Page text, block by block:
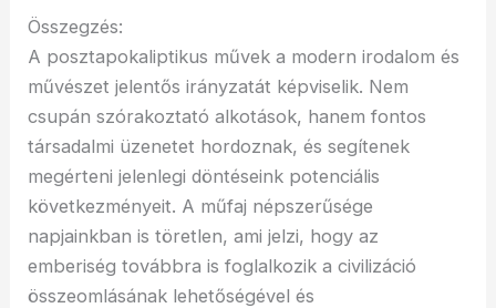
Összegzés:
A posztapokaliptikus művek a modern irodalom és
művészet jelentős irányzatát képviselik. Nem
csupán szórakoztató alkotások, hanem fontos
társadalmi üzenetet hordoznak, és segítenek
megérteni jelenlegi döntéseink potenciális
következményeit. A műfaj népszerűsége
napjainkban is töretlen, ami jelzi, hogy az
emberiség továbbra is foglalkozik a civilizáció
összeomlásának lehetőségével és